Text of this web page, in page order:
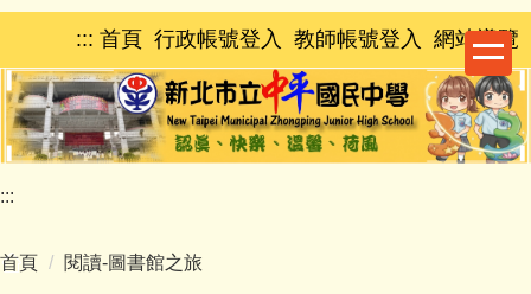
跳
主
要
內
容
區
::: 首頁 行政帳號登入 教師帳號登入 網站導覽
:::
首頁 閱讀-圖書館之旅